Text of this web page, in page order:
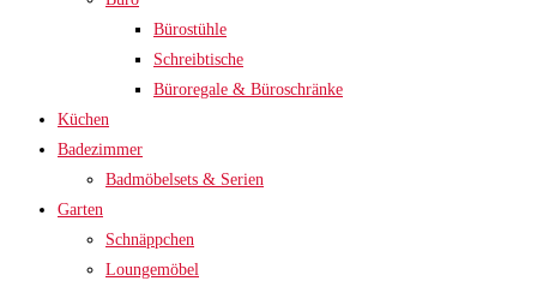
Bürostühle
Schreibtische
Büroregale & Büroschränke
Küchen
Badezimmer
Badmöbelsets & Serien
Garten
Schnäppchen
Loungemöbel